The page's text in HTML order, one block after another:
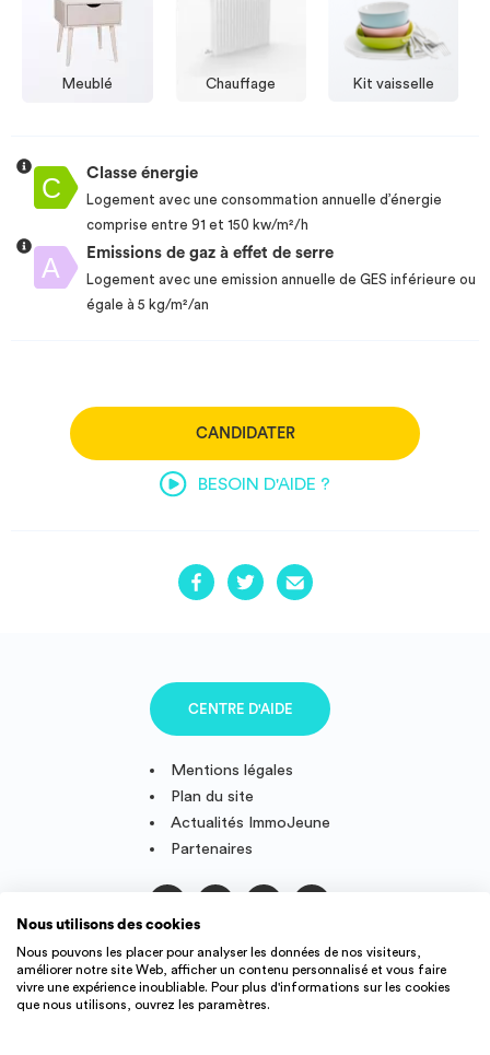
Meublé Chauffage Kit vaisselle
Classe énergie
Logement avec une consommation annuelle d’énergie
comprise entre 91 et 150 kw/m²/h
Emissions de gaz à effet de serre
Logement avec une emission annuelle de GES inférieure ou
égale à 5 kg/m²/an
CANDIDATER
BESOIN D'AIDE ?
Mentions légales
Plan du site
Actualités ImmoJeune
Partenaires
CENTRE D'AIDE
Suivez-nous
Nous utilisons des cookies
Nous pouvons les placer pour analyser les données de nos visiteurs,
améliorer notre site Web, afficher un contenu personnalisé et vous faire
vivre une expérience inoubliable. Pour plus d'informations sur les cookies
que nous utilisons, ouvrez les paramètres.